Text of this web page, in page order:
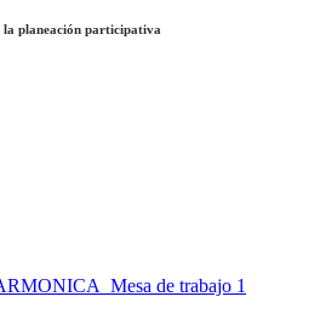
planeación participativa